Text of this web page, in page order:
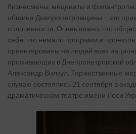
бизнесмены, меценаты и
община Днепропетровщины – это
сплоченности. Очень важно, что
себе, что немало программ и
ориентированы на людей всех
проживающих в Днепропетровской
Александр Вилкул. Торжественные
случаю состоялись 21 сентября в
драматическом театре имени Леси